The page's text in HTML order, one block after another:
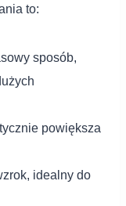
to:
sposób,
powiększa
idealny do